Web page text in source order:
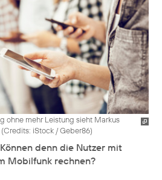
ohne mehr Leistung sieht Markus
Credits: iStock / Geber86)
denn die Nutzer mit
Mobilfunk rechnen?